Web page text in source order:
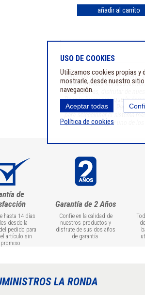
Sabemos que llega el verano
tenemos todos los
sino, además, disfrutar de
De esta forma para que la
y sus plantaciones. Para ello,
para seleccionar el sistema
que ha de perseguir uno de
de
hasta 14 días
desde la
pedido para
artículo sin
Garantía de 2 Años
Confíe en la calidad de
nuestros productos y
disfrute de sus dos años
de garantía
LA RONDA
USO DE COOKIES
Utilizamos cookies propias y
mostrarle, desde nuestro
navegación.
Aceptar todas
Política de cookies